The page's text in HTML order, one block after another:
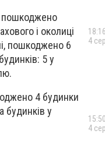
пошкоджено
і околиці
пошкоджено 6
5 у
4 будинки
будинків у
18:16
4
15:50
4